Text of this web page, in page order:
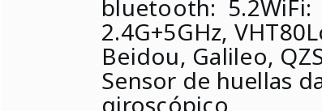
bluetooth: 5.2WiFi:
2.4G+5GHz, VHT80
Beidou, Galileo,
Sensor de huellas
giroscópico,